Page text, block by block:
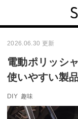
2026.06.30 更新
電動ポリッシ
使いやすい製
DIY 趣味